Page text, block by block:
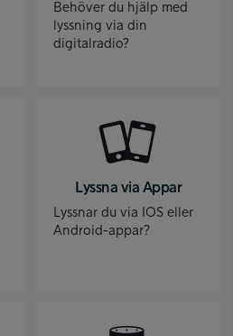
Behöver du hjälp med
lyssning via din
digitalradio?
Lyssna via Appar
Lyssnar du via IOS eller
Android-appar?